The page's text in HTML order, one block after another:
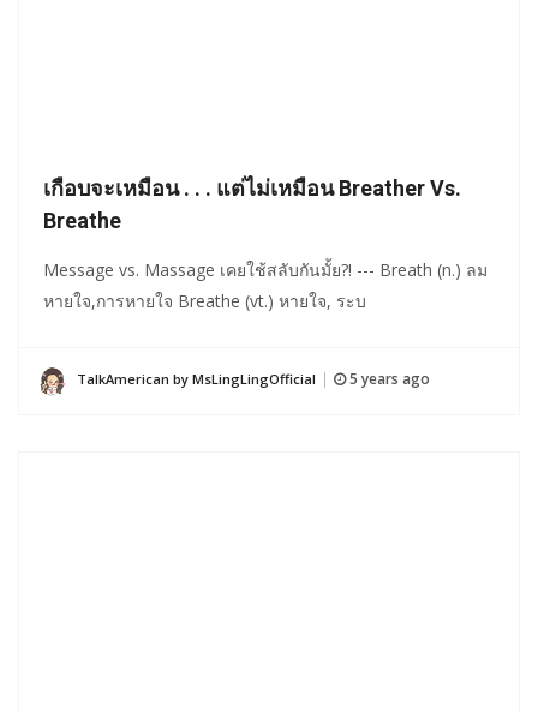
เกือบจะเหมือน . . . แต่ไม่เหมือน Breather Vs.
Breathe
Message vs. Massage เคยใช้สลับกันมั้ย?! --- Breath (n.) ลม
หายใจ,การหายใจ Breathe (vt.) หายใจ, ระบ
TalkAmerican by MsLingLingOfficial 5 years ago